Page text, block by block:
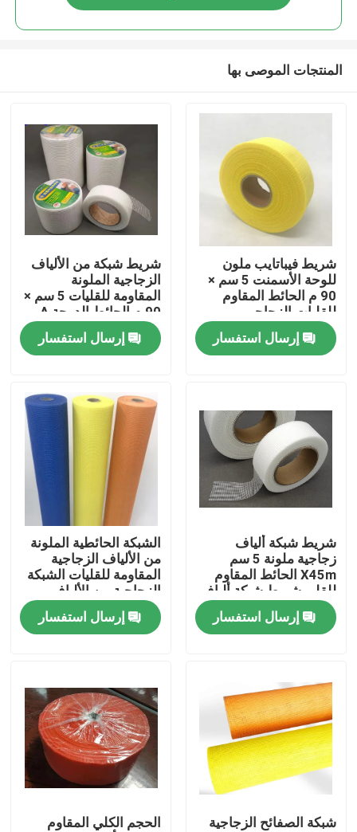
المنتجات
حول بنا
اتصل بنا
طلب اقتباس
الستار المغناطيسي للباب
شاشة النافذة
شبكة ظلال PE
المنتجات الموصى بها
شريط فيباتايب ملون
للوحة الأسمنت 5 سم ×
90 م الحائط المقاوم
للقليات الزجاجي
الصناعي الصف A
إرسال استفسار
شريط شبكة من الألياف
الزجاجية الملونة
المقاومة للقليات 5 سم ×
90 م الحائط الدرجة A
إرسال استفسار
شريط شبكة ألياف
زجاجية ملونة 5 سم
X45m الحائط المقاوم
للقلي شريط شبكة ألياف
زجاجية ملصق
إرسال استفسار
الشبكة الحائطية الملونة
من الألياف الزجاجية
المقاومة للقليات الشبكة
الزجاجية من الألياف
الزجاجية من الدرجة A
إرسال استفسار
شبكة الصفائح الزجاجية
الحجم الكلي المقاوم